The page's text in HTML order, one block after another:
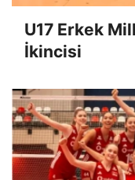
U17 Erkek
İkincisi